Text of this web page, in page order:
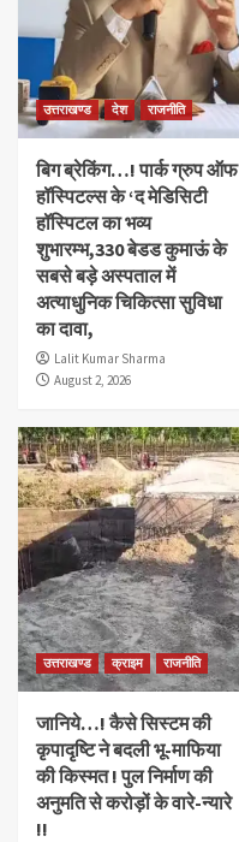
उत्तराखण्ड देश राजनीति
बिग ब्रेकिंग…! पार्क ग्रुप ऑफ
हॉस्पिटल्स के ‘द मेडिसिटी
हॉस्पिटल का भव्य
शुभारम्भ,330 बेडड कुमाऊं के
सबसे बड़े अस्पताल में
अत्याधुनिक चिकित्सा सुविधा
का दावा,
Lalit Kumar Sharma
August 2, 2026
उत्तराखण्ड क्राइम राजनीति
जानिये…! कैसे सिस्टम की
कृपादृष्टि ने बदली भू-माफिया
की किस्मत ! पुल निर्माण की
अनुमति से करोड़ों के वारे-न्यारे
!!